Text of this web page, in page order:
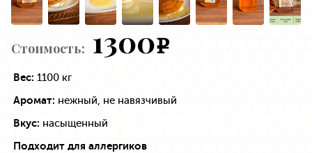
Стоимость: 1300e
Вес: 1100 кг
Аромат: нежный, не навязчивый
Вкус: насыщенный
Подходит для аллергиков